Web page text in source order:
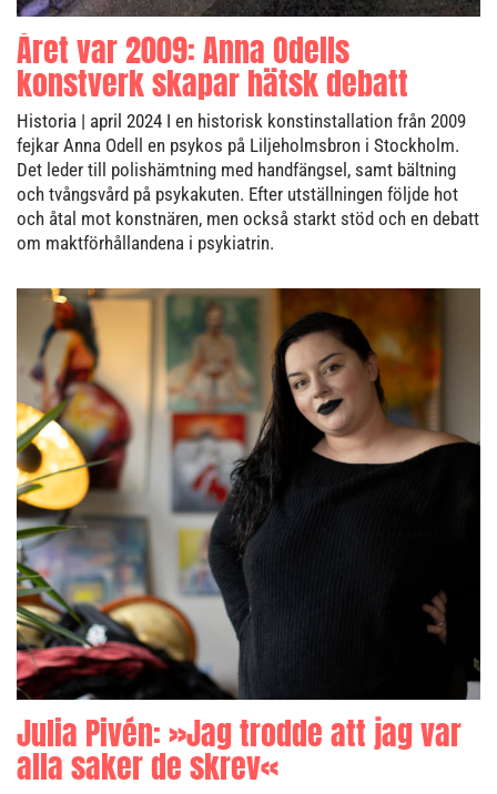
Året var 2009: Anna Odells
konstverk skapar hätsk debatt
Historia | april 2024 I en historisk konstinstallation från 2009
fejkar Anna Odell en psykos på Liljeholmsbron i Stockholm.
Det leder till polishämtning med handfängsel, samt bältning
och tvångsvård på psykakuten. Efter utställningen följde hot
och åtal mot konstnären, men också starkt stöd och en debatt
om maktförhållandena i psykiatrin.
Julia Pivén: »Jag trodde att jag var
alla saker de skrev«